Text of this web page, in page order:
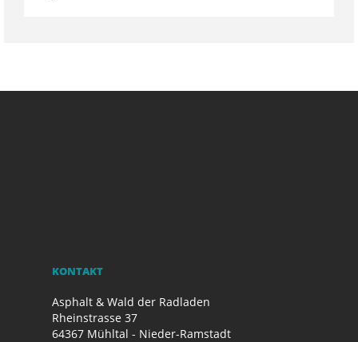
KONTAKT
Asphalt & Wald der Radladen
Rheinstrasse 37
64367 Mühltal - Nieder-Ramstadt